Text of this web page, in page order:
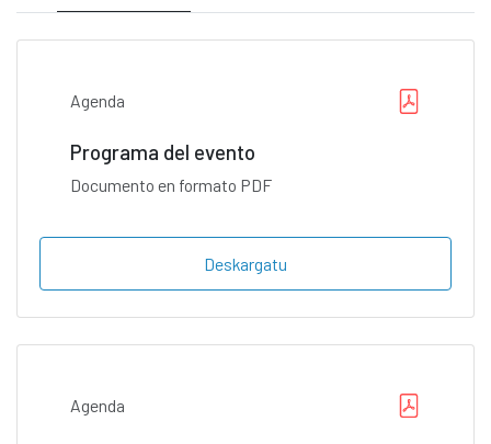
Agenda
Programa del evento
Documento en formato PDF
Deskargatu
Agenda